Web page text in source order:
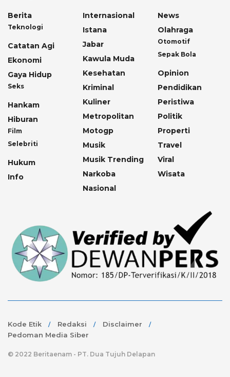
Berita
Teknologi
Catatan Agi
Ekonomi
Gaya Hidup
Seks
Hankam
Hiburan
Film
Selebriti
Hukum
Info
Internasional
Istana
Jabar
Kawula Muda
Kesehatan
Kriminal
Kuliner
Metropolitan
Motogp
Musik
Musik Trending
Narkoba
Nasional
News
Olahraga
Otomotif
Sepak Bola
Opinion
Pendidikan
Peristiwa
Politik
Properti
Travel
Viral
Wisata
Kode Etik Redaksi
Disclaimer
Pedoman Media Siber
© 2022 Beritaenam - PT. Dua Tujuh Delapan